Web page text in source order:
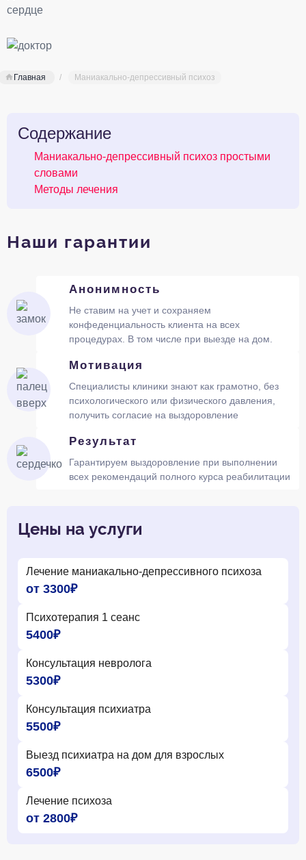
Главная Маниакально-депрессивный психоз
Содержание
Маниакально-депрессивный психоз простыми
словами
Методы лечения
Наши гарантии
Анонимность
Не ставим на учет и сохраняем
конфеденциальность клиента на всех
процедурах. В том числе при выезде на дом.
Мотивация
Специалисты клиники знают как грамотно, без
психологического или физического давления,
получить согласие на выздоровление
Результат
Гарантируем выздоровление при выполнении
всех рекомендаций полного курса реабилитации
Цены на услуги
Лечение маниакально-депрессивного психоза
от 3300₽
Психотерапия 1 сеанс
5400₽
Консультация невролога
5300₽
Консультация психиатра
5500₽
Выезд психиатра на дом для взрослых
6500₽
Лечение психоза
от 2800₽